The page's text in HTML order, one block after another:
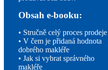
Obsah e-booku:
• Stručně celý proces prodeje
• V čem je přidaná hodnota
dobrého makléře
• Jak si vybrat správného
makléře